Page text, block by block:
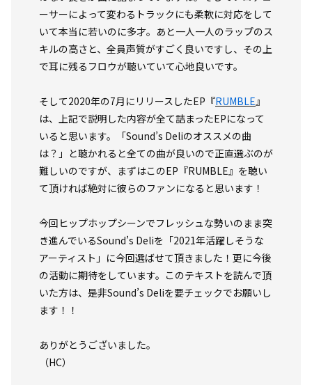
ーサーによって変わるトラックにも柔軟に対応をして
いて本当に若いのに多才。あと一人一人のラップのス
キルの高さと、全員声質がすごく良いですし、その上
で耳に残るフロウが聴いていて心地良いです。
そして2020年の7月にリリースしたEP『RUMBLE 』
は、上記で説明した内容が全て詰まったEPになって
いると思います。「Sound’s Deliのオススメの曲
は？」と聴かれると全ての曲が良いので正直選ぶのが
難しいのですが、まずはこのEP『RUMBLE』を聴い
て頂ければ絶対に彼らのファンになると思います！
今回ヒップホップシーンでフレッシュな勢いのまま突
き進んでいるSound’s Deliを「2021年活躍しそうな
アーティスト」に今回選ばせて頂きました！更に今後
の活動に期待をしています。このテキストを読んで頂
いた方は、是非Sound’s Deliを要チェックでお願いし
ます！！
ありがとうございました。
（HC）